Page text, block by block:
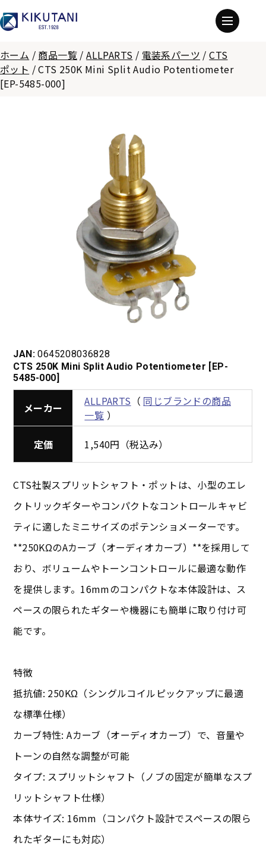
ホーム / 商品一覧 /ALLPARTS / 電装系パーツ /CTS
ポット /CTS 250K Mini Split Audio Potentiometer
[EP-5485-000]
JAN: 0645208036828
CTS 250K Mini Split Audio Potentiometer [EP-
5485-000]
メーカー ALLPARTS （ 同じブランドの商品
一覧 ）
定価 1,540円（税込み）
CTS社製スプリットシャフト・ポットは、小型のエレ
クトリックギターやコンパクトなコントロールキャビ
ティに適したミニサイズのポテンショメーターです。
**250KΩのAカーブ（オーディオカーブ）**を採用して
おり、ボリュームやトーンコントロールに最適な動作
を提供します。16mmのコンパクトな本体設計は、ス
ペースの限られたギターや機器にも簡単に取り付け可
能です。
特徴
抵抗値: 250KΩ（シングルコイルピックアップに最適
な標準仕様）
カーブ特性: Aカーブ（オーディオカーブ）で、音量や
トーンの自然な調整が可能
タイプ: スプリットシャフト（ノブの固定が簡単なスプ
リットシャフト仕様）
本体サイズ: 16mm（コンパクト設計でスペースの限ら
れたギターにも対応）